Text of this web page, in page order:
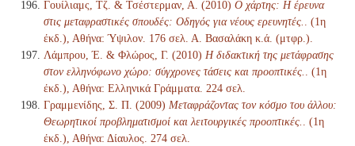
Γουίλιαμς, Τζ. & Τσέστερμαν, Α. (2010) Ο χάρτης: Η έρευνα
στις μεταφραστικές σπουδές: Οδηγός για νέους ερευνητές.
. (1η
έκδ.), Αθήνα: Ύψιλον. 176 σελ. Α. Βασαλάκη κ.ά. (μτφρ.).
Λάμπρου, Έ. & Φλώρος, Γ. (2010) Η διδακτική της μετάφρασης
στον ελληνόφωνο χώρο: σύγχρονες τάσεις και προοπτικές.
. (1η
έκδ.), Αθήνα: Ελληνικά Γράμματα. 224 σελ.
Γραμμενίδης, Σ. Π. (2009) Μεταφράζοντας τον κόσμο του άλλου:
Θεωρητικοί προβληματισμοί και λειτουργικές προοπτικές.
. (1η
έκδ.), Αθήνα: Δίαυλος. 274 σελ.